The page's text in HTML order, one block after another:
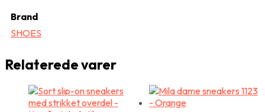
Brand
SHOES
Relaterede varer